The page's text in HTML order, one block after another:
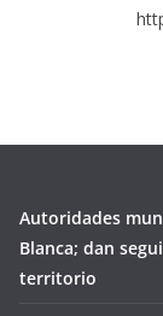
Autoridades
Blanca; dan
territorio